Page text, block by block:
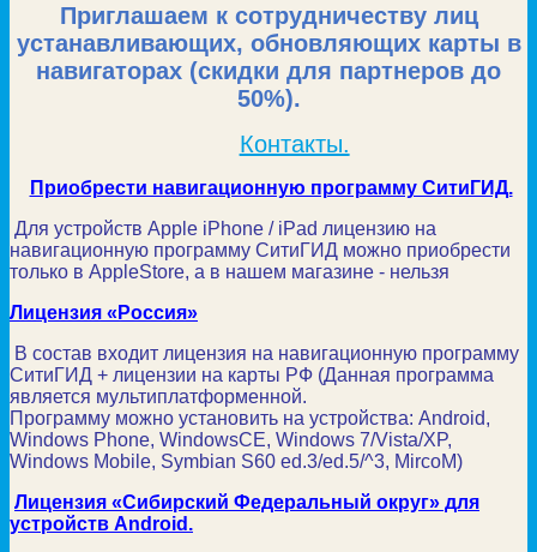
Приглашаем к сотрудничеству лиц
устанавливающих, обновляющих карты в
навигаторах (скидки для партнеров до
50%).
Контакты.
Приобрести навигационную программу СитиГИД.
Для устройств Apple iPhone / iPad лицензию на
навигационную программу СитиГИД можно приобрести
только в AppleStore, а в нашем магазине - нельзя
Лицензия «Россия»
В состав входит лицензия на навигационную программу
СитиГИД + лицензии на карты РФ (Данная программа
является мультиплатформенной.
Программу можно установить на устройства: Android,
Windows Phone, WindowsCE, Windows 7/Vista/XP,
Windows Mobile, Symbian S60 ed.3/ed.5/^3, MircoM)
Лицензия «Сибирский Федеральный округ» для
устройств Android.